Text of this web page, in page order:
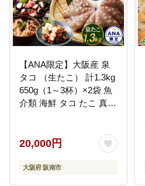
【ANA限定】大阪産 泉
タコ （生たこ） 計1.3kg
650g（1～3杯）×2袋 魚
介類 海鮮 タコ たこ 真蛸
20,000円
大阪府 阪南市